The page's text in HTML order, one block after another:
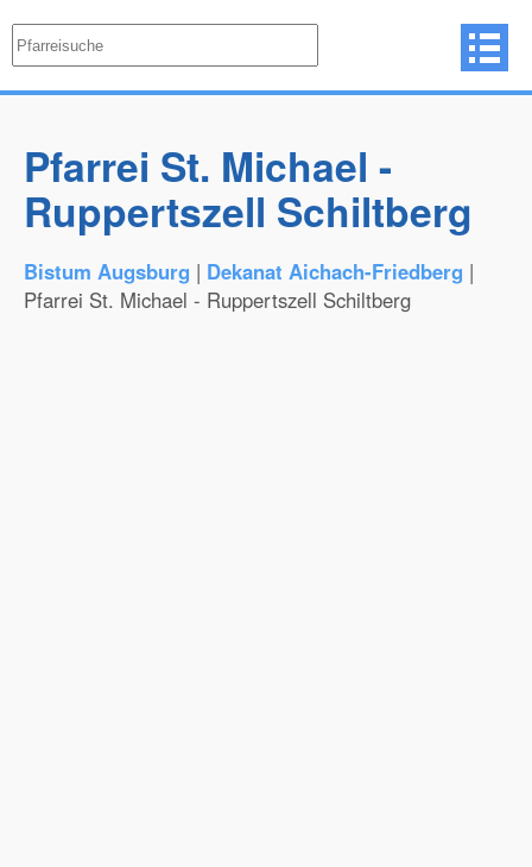
Pfarrei St. Michael -
Ruppertszell Schiltberg
Bistum Augsburg | Dekanat Aichach-Friedberg |
Pfarrei St. Michael - Ruppertszell Schiltberg